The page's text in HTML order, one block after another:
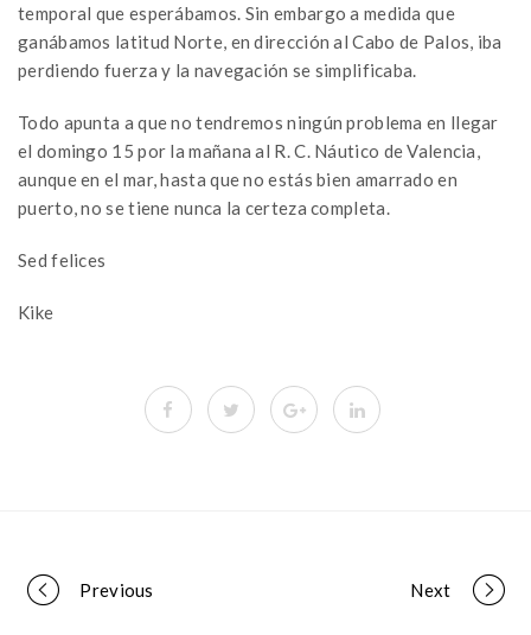
temporal que esperábamos. Sin embargo a medida que
ganábamos latitud Norte, en dirección al Cabo de Palos, iba
perdiendo fuerza y la navegación se simplificaba.
Todo apunta a que no tendremos ningún problema en llegar
el domingo 15 por la mañana al R. C. Náutico de Valencia,
aunque en el mar, hasta que no estás bien amarrado en
puerto, no se tiene nunca la certeza completa.
Sed felices
Kike
Portfolio
Previous Next